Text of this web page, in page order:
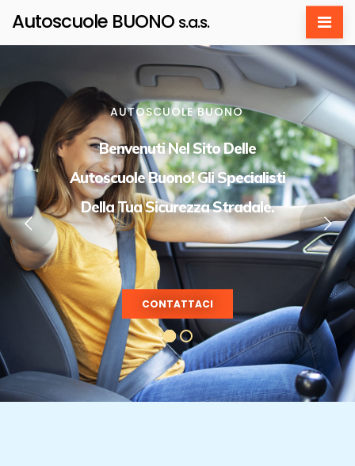
Autoscuole BUONO s.a.s.
AUTOSCUOLE BUONO
Benvenuti Nel Sito Delle
Autoscuole Buono! Gli Specialisti
Della Tua Sicurezza Stradale.
CONTATTACI